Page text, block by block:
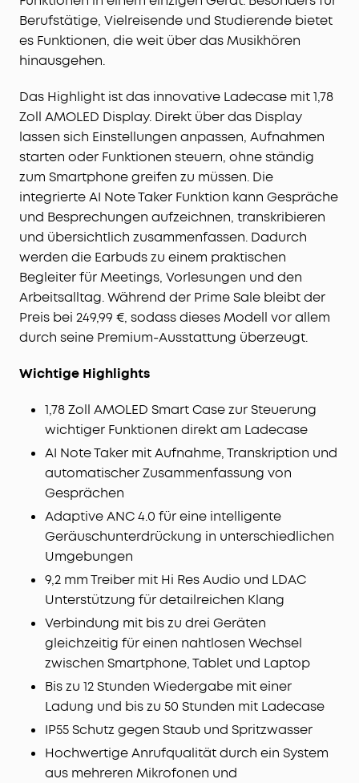
Berufstätige, Vielreisende und Studierende bietet
es Funktionen, die weit über das Musikhören
hinausgehen.
Das Highlight ist das innovative Ladecase mit 1,78
Zoll AMOLED Display. Direkt über das Display
lassen sich Einstellungen anpassen, Aufnahmen
starten oder Funktionen steuern, ohne ständig
zum Smartphone greifen zu müssen. Die
integrierte AI Note Taker Funktion kann Gespräche
und Besprechungen aufzeichnen, transkribieren
und übersichtlich zusammenfassen. Dadurch
werden die Earbuds zu einem praktischen
Begleiter für Meetings, Vorlesungen und den
Arbeitsalltag. Während der Prime Sale bleibt der
Preis bei 249,99 €, sodass dieses Modell vor allem
durch seine Premium-Ausstattung überzeugt.
Wichtige Highlights
1,78 Zoll AMOLED Smart Case zur Steuerung
wichtiger Funktionen direkt am Ladecase
AI Note Taker mit Aufnahme, Transkription und
automatischer Zusammenfassung von
Gesprächen
Adaptive ANC 4.0 für eine intelligente
Geräuschunterdrückung in unterschiedlichen
Umgebungen
9,2 mm Treiber mit Hi Res Audio und LDAC
Unterstützung für detailreichen Klang
Verbindung mit bis zu drei Geräten
gleichzeitig für einen nahtlosen Wechsel
zwischen Smartphone, Tablet und Laptop
Bis zu 12 Stunden Wiedergabe mit einer
Ladung und bis zu 50 Stunden mit Ladecase
IP55 Schutz gegen Staub und Spritzwasser
Hochwertige Anrufqualität durch ein System
aus mehreren Mikrofonen und